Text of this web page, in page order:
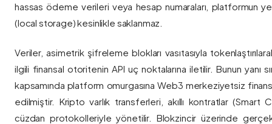
hassas ödeme verileri veya hesap numaraları, platformun
(local storage) kesinlikle saklanmaz.
Veriler, asimetrik şifreleme blokları vasıtasıyla
ilgili finansal otoritenin API uç noktalarına iletilir. Bunun yanı
kapsamında platform omurgasına Web3 merkeziyetsiz
edilmiştir. Kripto varlık transferleri, akıllı kontratlar (Smart
cüzdan protokolleriyle yönetilir. Blokzincir üzerinde